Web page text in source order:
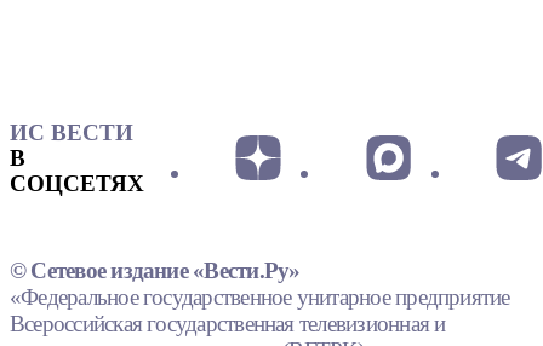
ИС ВЕСТИ
В
СОЦСЕТЯХ
© Сетевое издание «Вести.Ру»
«Федеральное государственное унитарное предприятие
Всероссийская государственная телевизионная и